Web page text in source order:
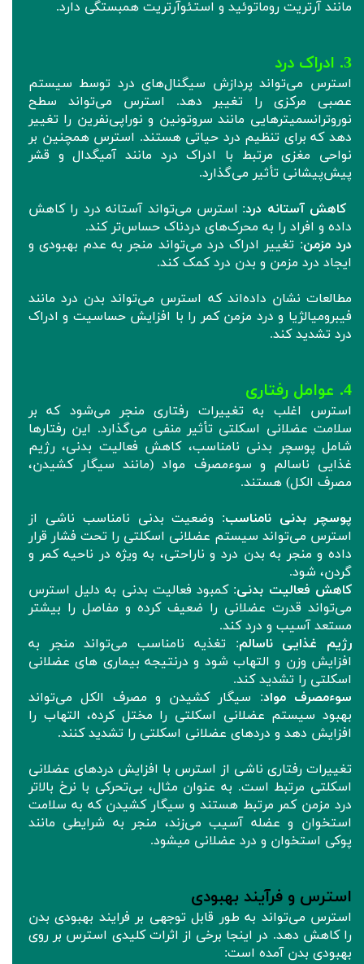
مانند آرتریت روماتوئید و استئوآرتریت همبستگی دارد.
3. ادراک درد
استرس می‌تواند پردازش سیگنال‌های درد توسط سیستم
عصبی مرکزی را تغییر دهد. استرس می‌تواند سطح
نوروترانسمیترهایی مانند سروتونین و نوراپی‌نفرین را تغییر
دهد که برای تنظیم درد حیاتی هستند. استرس همچنین بر
نواحی مغزی مرتبط با ادراک درد مانند آمیگدال و قشر
پیش‌پیشانی تأثیر می‌گذارد.
کاهش آستانه درد: استرس می‌تواند آستانه درد را کاهش
داده و افراد را به محرک‌های دردناک حساس‌تر کند.
درد مزمن: تغییر ادراک درد می‌تواند منجر به عدم بهبودی و
ایجاد درد مزمن و بدن درد کمک کند.
مطالعات نشان داده‌اند که استرس می‌تواند بدن درد مانند
فیبرومیالژیا و درد مزمن کمر را با افزایش حساسیت و ادراک
درد تشدید کند.
4. عوامل رفتاری
استرس اغلب به تغییرات رفتاری منجر می‌شود که بر
سلامت عضلانی اسکلتی تأثیر منفی می‌گذارد. این رفتارها
شامل پوسچر بدنی نامناسب، کاهش فعالیت بدنی، رژیم
غذایی ناسالم و سوءمصرف مواد (مانند سیگار کشیدن،
مصرف الکل) هستند.
پوسچر بدنی نامناسب: وضعیت بدنی نامناسب ناشی از
استرس می‌تواند سیستم عضلانی اسکلتی را تحت فشار قرار
داده و منجر به بدن درد و ناراحتی، به ویژه در ناحیه کمر و
گردن، شود.
کاهش فعالیت بدنی: کمبود فعالیت بدنی به دلیل استرس
می‌تواند قدرت عضلانی را ضعیف کرده و مفاصل را بیشتر
مستعد آسیب و درد کند.
رژیم غذایی ناسالم: تغذیه نامناسب می‌تواند منجر به
افزایش وزن و التهاب شود و درنتیجه بیماری های عضلانی
اسکلتی را تشدید کند.
سوءمصرف مواد: سیگار کشیدن و مصرف الکل می‌تواند
بهبود سیستم عضلانی اسکلتی را مختل کرده، التهاب را
افزایش دهد و دردهای عضلانی اسکلتی را تشدید کنند.
تغییرات رفتاری ناشی از استرس با افزایش دردهای عضلانی
اسکلتی مرتبط است. به عنوان مثال، بی‌تحرکی با نرخ بالاتر
درد مزمن کمر مرتبط هستند و سیگار کشیدن که به سلامت
استخوان و عضله آسیب می‌زند، منجر به شرایطی مانند
پوکی استخوان و درد عضلانی میشود.
استرس و فرآیند بهبودی
استرس می‌تواند به طور قابل توجهی بر فرایند بهبودی بدن
را کاهش دهد. در اینجا برخی از اثرات کلیدی استرس بر روی
بهبودی بدن آمده است: